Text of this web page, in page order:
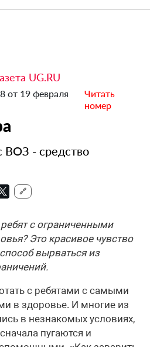
UG.RU
от 19 февраля
Читать
номер
ВОЗ - средство
🔗
с ограниченными
Это красивое чувство
вырваться из
с ребятами с самыми
в здоровье. И многие из
в незнакомых условиях,
пугаются и